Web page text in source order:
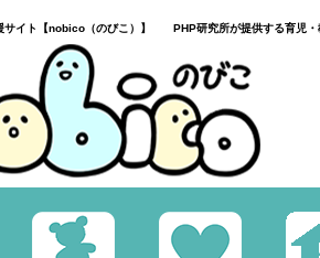
サイト【nobico（のびこ）】 PHP研究所が提供する育児・